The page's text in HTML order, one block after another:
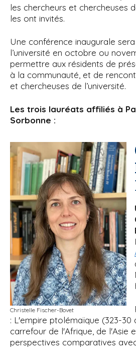
les chercheurs et chercheuses
les ont invités.
Une conférence inaugurale
l’université en octobre ou
permettre aux résidents de
à la communauté, et de
et chercheuses de l’université.
Les trois lauréats affiliés à
Sorbonne :
Christelle Fischer-Bovet
: L'empire ptolémaïque (323-30
carrefour de l'Afrique, de l'Asie
perspectives comparatives